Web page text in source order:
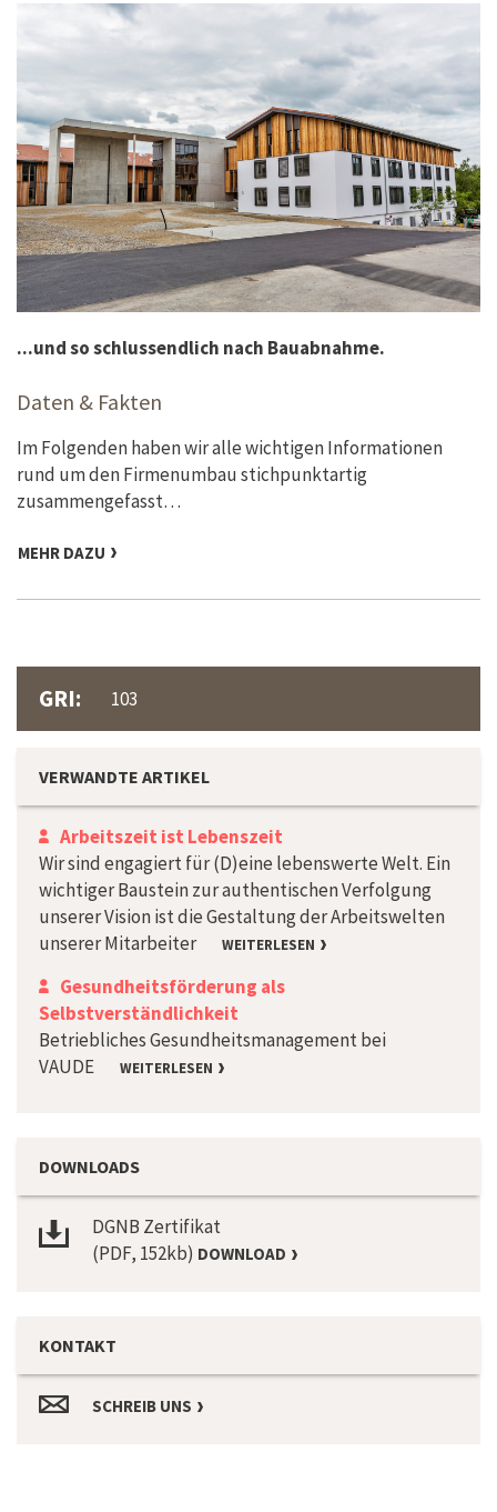
...und so schlussendlich nach Bauabnahme.
Daten & Fakten
Im Folgenden haben wir alle wichtigen Informationen
rund um den Firmenumbau stichpunktartig
zusammengefasst…
MEHR DAZU
GRI: 103
VERWANDTE ARTIKEL
Arbeitszeit ist Lebenszeit
Wir sind engagiert für (D)eine lebenswerte Welt. Ein
wichtiger Baustein zur authentischen Verfolgung
unserer Vision ist die Gestaltung der Arbeitswelten
unserer Mitarbeiter
WEITERLESEN
Gesundheitsförderung als
Selbstverständlichkeit
Betriebliches Gesundheitsmanagement bei
VAUDE
WEITERLESEN
DOWNLOADS
DGNB Zertifikat
(PDF, 152kb) DOWNLOAD
KONTAKT
SCHREIB UNS